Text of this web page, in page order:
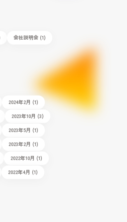
会社説明会 (1)
2024年2月 (1)
2023年10月 (3)
2023年5月 (1)
2023年2月 (1)
2022年10月 (1)
2022年4月 (1)